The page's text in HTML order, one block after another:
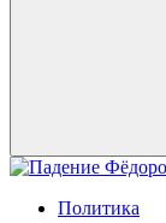
Политика